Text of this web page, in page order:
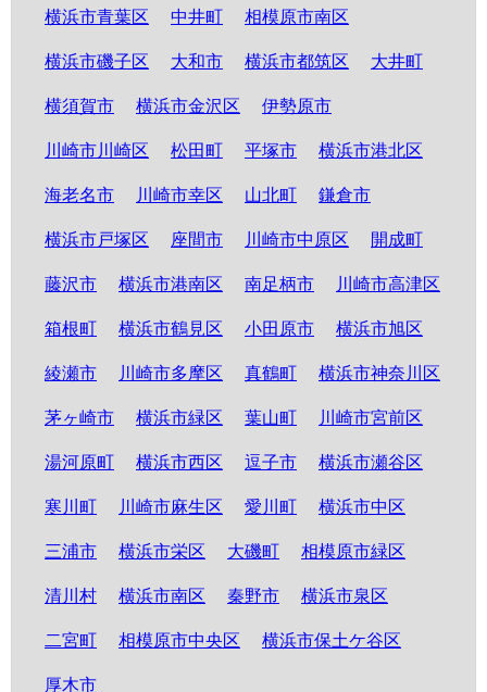
横浜市青葉区
中井町 相模原市南区
横浜市磯子区 大和市 横浜市都筑区 大井町
横須賀市 横浜市金沢区 伊勢原市
川崎市川崎区 松田町 平塚市 横浜市港北区
海老名市 川崎市幸区 山北町 鎌倉市
横浜市戸塚区 座間市 川崎市中原区 開成町
藤沢市 横浜市港南区 南足柄市 川崎市高津区
箱根町 横浜市鶴見区 小田原市 横浜市旭区
綾瀬市 川崎市多摩区 真鶴町 横浜市神奈川区
茅ヶ崎市 横浜市緑区 葉山町 川崎市宮前区
湯河原町 横浜市西区 逗子市 横浜市瀬谷区
寒川町 川崎市麻生区 愛川町 横浜市中区
三浦市 横浜市栄区 大磯町 相模原市緑区
清川村 横浜市南区 秦野市 横浜市泉区
二宮町 相模原市中央区 横浜市保土ケ谷区
厚木市